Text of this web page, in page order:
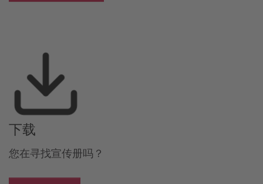
下载
您在寻找宣传册吗？